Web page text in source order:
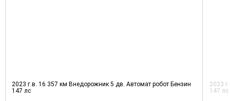
2023 г.в. 16 357 км Внедорожник 5 дв. Автомат робот Бензин
147 лс
2023
147 лс